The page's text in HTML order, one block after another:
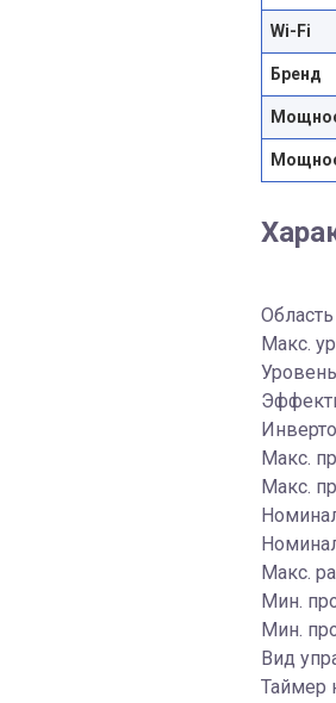
Wi-Fi
Бренд
Макс.
Макс.
Макс.
Макс.
Мин.
Мин.
Вид
Таймер